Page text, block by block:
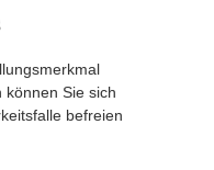
können Sie sich
befreien